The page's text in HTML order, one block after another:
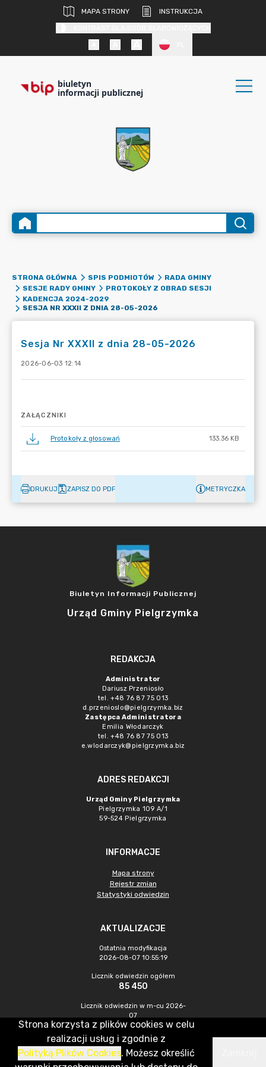
MAPA STRONY
INSTRUKCJA
biuletyn
informacji publicznej
STRONA GŁÓWNA SPIS PODMIOTÓW
RADA GMINY
SESJE RADY GMINY
PROTOKOŁY Z OBRAD SESJI
KADENCJA 2024-2029
SESJA NR XXXII Z DNIA 28-05-2026
Sesja Nr XXXII z dnia 28-05-2026
2026-06-03 12:14
ZAŁĄCZNIKI
Protokoły z głosowań 133.36 KB
DRUKUJ ZAPISZ DO PDF METRYCZKA
Biuletyn Informacji Publicznej
Urząd Gminy Pielgrzymka
REDAKCJA
Administrator
Dariusz Przeniosło
tel. +48 76 87 75 013
d.przenioslo@pielgrzymka.biz
Zastępca Administratora
Emilia Włodarczyk
tel. +48 76 87 75 013
e.wlodarczyk@pielgrzymka.biz
ADRES REDAKCJI
Urząd Gminy Pielgrzymka
Pielgrzymka 109 A/1
59-524 Pielgrzymka
INFORMACJE
Mapa strony
Rejestr zmian
Statystyki odwiedzin
AKTUALIZACJE
Ostatnia modyfikacja
2026-08-07 10:55:19
Licznik odwiedzin ogółem
85 450
Licznik odwiedzin w m-cu 2026-
07
217
CMS & Hosting: Nefeni Sp. z o.o.
Strona korzysta z plików cookies w celu
realizacji usług i zgodnie z
Polityką Plików Cookies. Możesz określić